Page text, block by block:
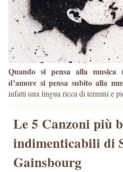
Quando si pensa alla musica
d’amore si pensa subito alla
infatti una lingua ricca di termini e
Le 5 Canzoni più
indimenticabili di
Gainsbourg